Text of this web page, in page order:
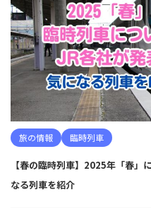
旅の情報 臨時列車
【春の臨時列車】2025年「春」
なる列車を紹介